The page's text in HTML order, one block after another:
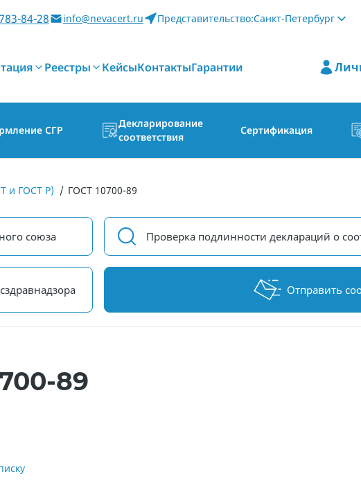
84-28 info@nevacert.ru Представительство:Санкт-Петербург
Реестры КейсыКонтактыГарантии
СГР
Декларирование
соответствия
Сертификация
и ГОСТ Р) / ГОСТ 10700-89
союза Проверка подлинности деклараций о
Отправить
89